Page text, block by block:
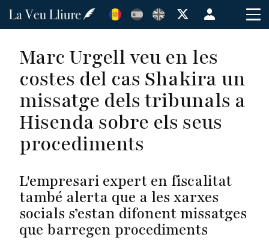
Vés
Menú
de
de
usuario
Marc Urgell veu en les
costes del cas Shakira un
missatge dels tribunals a
Hisenda sobre els seus
procediments
L'empresari expert en fiscalitat
també alerta que a les xarxes
socials s’estan difonent missatges
que barregen procediments